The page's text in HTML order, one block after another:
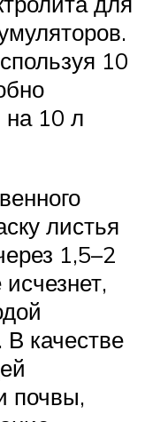
10
10 л
листья
1,5–2
качестве
почвы,